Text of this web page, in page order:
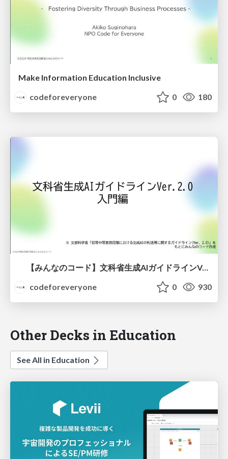
Make Information Education Inclusive
codeforeveryone
0 180
【みんなのコード】文科省生成AIガイドラインVer.2.0 入門編
codeforeveryone
0 930
Other Decks in Education
See All in Education